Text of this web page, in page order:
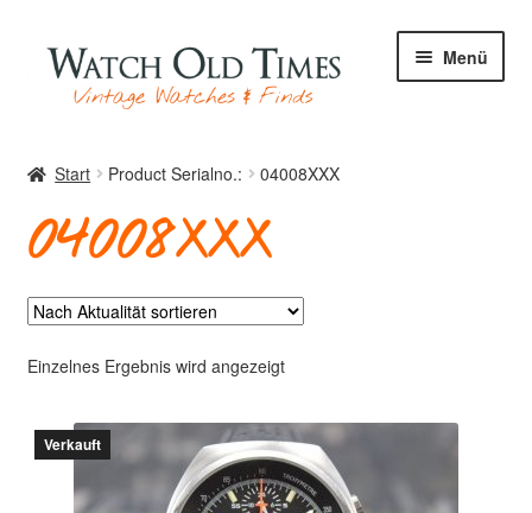
Zur
Navigation
springen
Zum
Inhalt
springen
Menü
Uhren
Archiv
Start Product Serialno.: 04008XXX
04008XXX
Einzelnes Ergebnis wird angezeigt
Verkauft